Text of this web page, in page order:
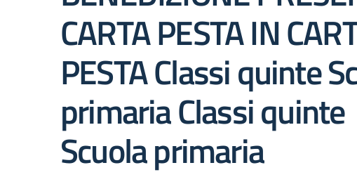
CARTA PESTA IN
PESTA Classi quinte
primaria Classi quinte
Scuola primaria